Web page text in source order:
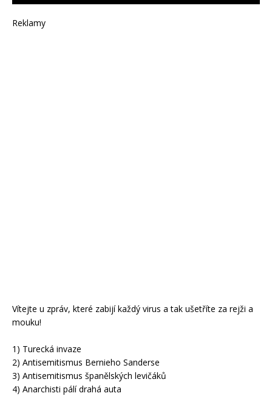
Reklamy
Vítejte u zpráv, které zabijí každý virus a tak ušetříte za rejži a
mouku!
1) Turecká invaze
2) Antisemitismus Bernieho Sanderse
3) Antisemitismus španělských levičáků
4) Anarchisti pálí drahá auta